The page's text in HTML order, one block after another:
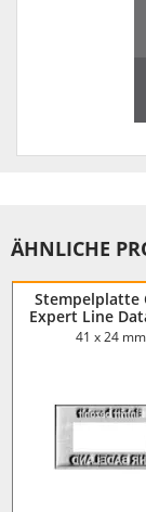
ÄHNLICHE
Stempelplatte
Expert Line
41 x 24 mm